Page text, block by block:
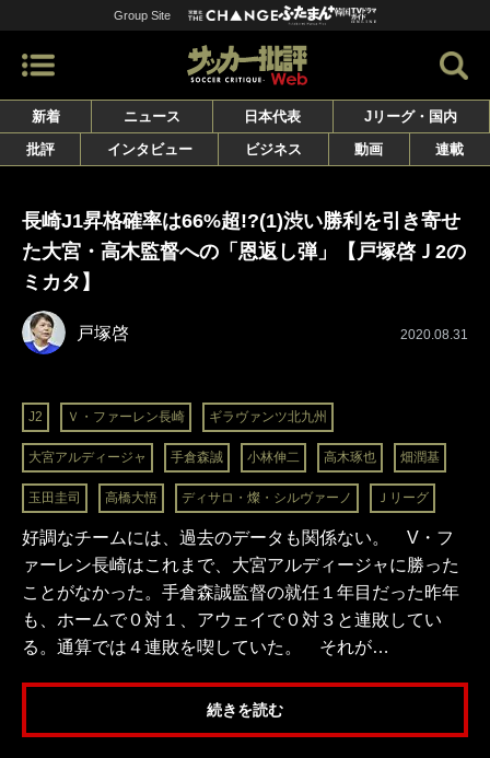
Group Site
新着 ニュース 日本代表
Jリーグ・国内
批評
インタビュー ビジネス 動画 連載
長崎J1昇格確率は66%超!?(1)渋い勝利を引き寄せ
た大宮・高木監督への「恩返し弾」【戸塚啓Ｊ2の
ミカタ】
戸塚啓 2020.08.31
J2 Ｖ・ファーレン長崎 ギラヴァンツ北九州
大宮アルディージャ 手倉森誠 小林伸二 高木琢也 畑潤基
玉田圭司 高橋大悟 ディサロ・燦・シルヴァーノ Ｊリーグ
好調なチームには、過去のデータも関係ない。 V・フ
ァーレン長崎はこれまで、大宮アルディージャに勝った
ことがなかった。手倉森誠監督の就任１年目だった昨年
も、ホームで０対１、アウェイで０対３と連敗してい
る。通算では４連敗を喫していた。 それが…
続きを読む